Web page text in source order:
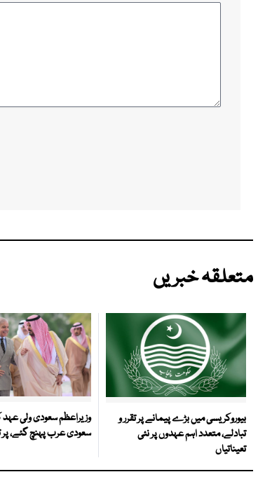
متعلقہ خبریں
بیوروکریسی میں بڑے پیمانے پر تقرر و
تبادلے، متعدد اہم عہدوں پر نئی
تعیناتیاں
وزیراعظم سعودی ولی
سعودی عرب پہنچ گئے، پر